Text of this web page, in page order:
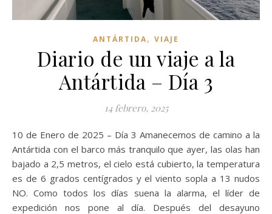
ANTÁRTIDA, VIAJE
Diario de un viaje a la
Antártida – Día 3
14 febrero, 2025
10 de Enero de 2025 – Día 3 Amanecemos de camino a la
Antártida con el barco más tranquilo que ayer, las olas han
bajado a 2,5 metros, el cielo está cubierto, la temperatura
es de 6 grados centígrados y el viento sopla a 13 nudos
NO. Como todos los días suena la alarma, el líder de
expedición nos pone al día. Después del desayuno